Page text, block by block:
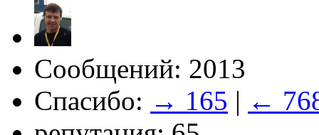
Сообщений: 2013
Спасибо: → 165 | ←